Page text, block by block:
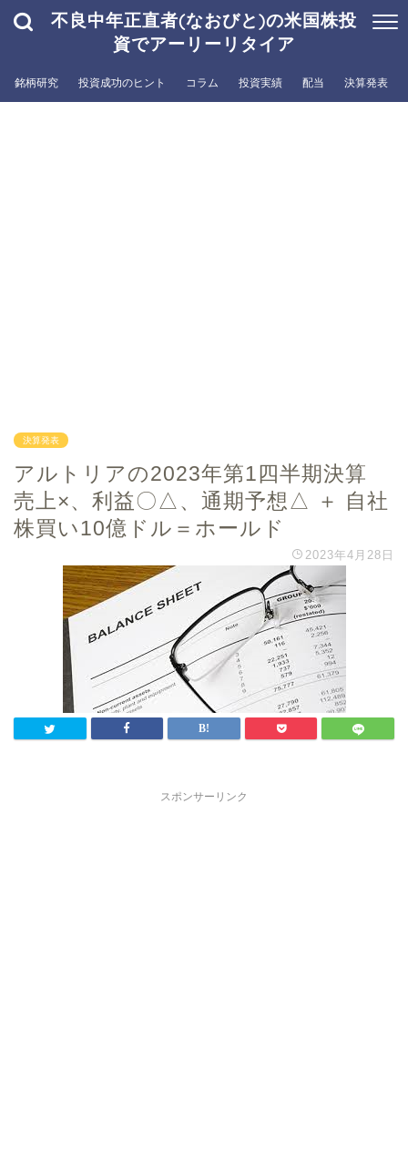
不良中年正直者(なおびと)の米国株投
資でアーリーリタイア
銘柄研究 投資成功のヒント コラム 投資実績 配当 決算発表
決算発表
アルトリアの2023年第1四半期決算
売上×、利益〇△、通期予想△ ＋ 自社
株買い10億ドル＝ホールド
2023年4月28日
スポンサーリンク